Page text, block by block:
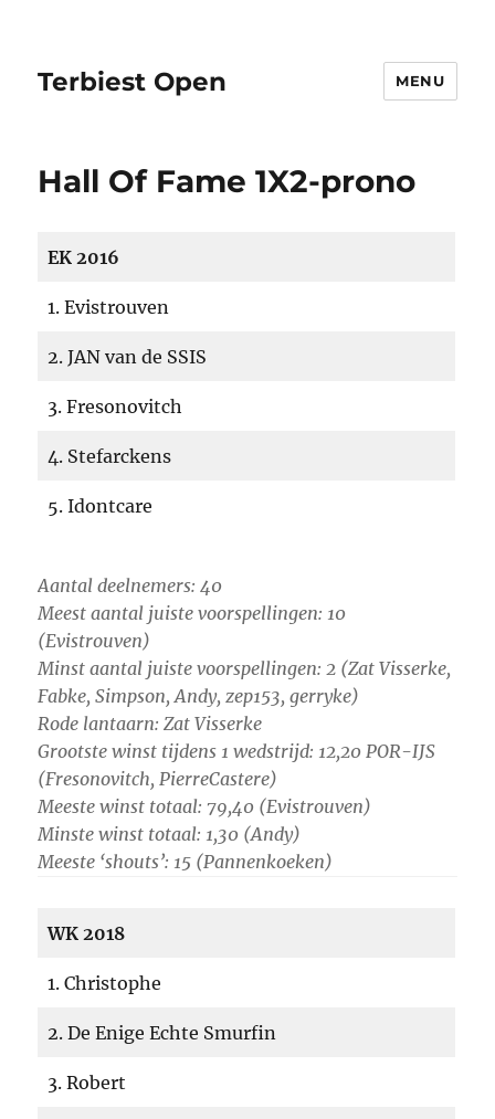
Terbiest Open MENU
Hall Of Fame 1X2-prono
EK 2016
1. Evistrouven
2. JAN van de SSIS
3. Fresonovitch
4. Stefarckens
5. Idontcare
Aantal deelnemers: 40
Meest aantal juiste voorspellingen: 10
(Evistrouven)
Minst aantal juiste voorspellingen: 2 (Zat Visserke,
Fabke, Simpson, Andy, zep153, gerryke)
Rode lantaarn: Zat Visserke
Grootste winst tijdens 1 wedstrijd: 12,20 POR-IJS
(Fresonovitch, PierreCastere)
Meeste winst totaal: 79,40 (Evistrouven)
Minste winst totaal: 1,30 (Andy)
Meeste ‘shouts’: 15 (Pannenkoeken)
WK 2018
1. Christophe
2. De Enige Echte Smurfin
3. Robert